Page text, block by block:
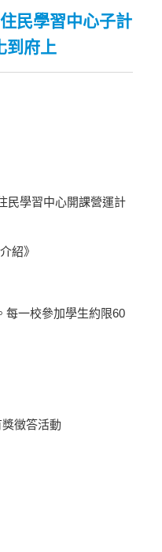
民學習中心子計
到府上
民學習中心開課營運計
紹》
每一校參加學生約限60
徵答活動